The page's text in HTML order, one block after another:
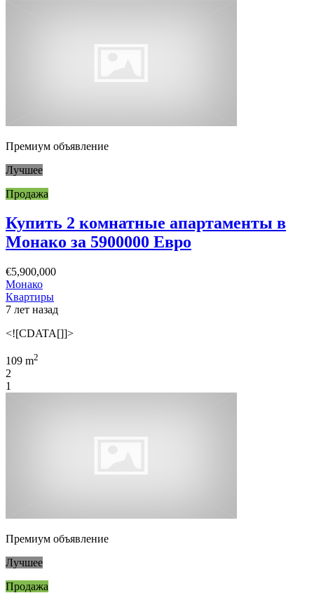
Премиум объявление
Лучшее
Продажа
Купить 2 комнатные апартаменты в
Монако за 5900000 Евро
€5,900,000
Монако
Квартиры
7 лет назад
<![CDATA[]]>
109 m2
2
1
Премиум объявление
Лучшее
Продажа